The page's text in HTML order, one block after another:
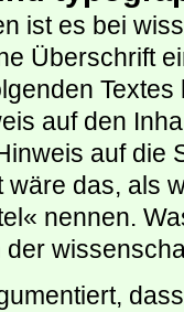
ist es bei
Überschrift
auf den
auf die
wäre das, als
nennen.
der